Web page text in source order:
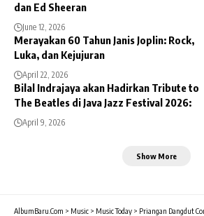
dan Ed Sheeran
June 12, 2026
Merayakan 60 Tahun Janis Joplin: Rock,
Luka, dan Kejujuran
April 22, 2026
Bilal Indrajaya akan Hadirkan Tribute to
The Beatles di Java Jazz Festival 2026:
April 9, 2026
Show More
AlbumBaru.Com > Music > Music Today > Priangan Dangdut